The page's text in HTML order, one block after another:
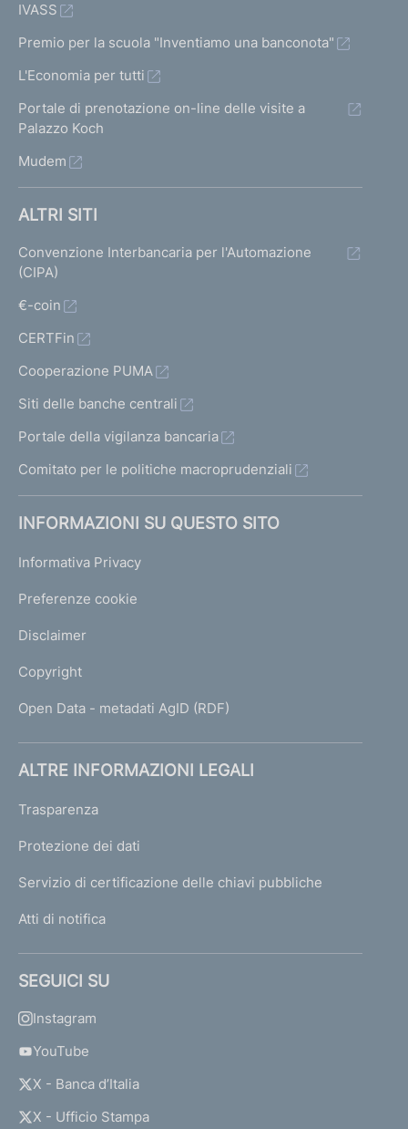
IVASS
Premio per la scuola "Inventiamo una banconota"
L'Economia per tutti
Portale di prenotazione on-line delle visite a
Palazzo Koch
Mudem
ALTRI SITI
Convenzione Interbancaria per l'Automazione
(CIPA)
€-coin
CERTFin
Cooperazione PUMA
Siti delle banche centrali
Portale della vigilanza bancaria
Comitato per le politiche macroprudenziali
INFORMAZIONI SU QUESTO SITO
Informativa Privacy
Preferenze cookie
Disclaimer
Copyright
Open Data - metadati AgID (RDF)
ALTRE INFORMAZIONI LEGALI
Trasparenza
Protezione dei dati
Servizio di certificazione delle chiavi pubbliche
Atti di notifica
SEGUICI SU
Instagram
YouTube
X - Banca d’Italia
X - Ufficio Stampa